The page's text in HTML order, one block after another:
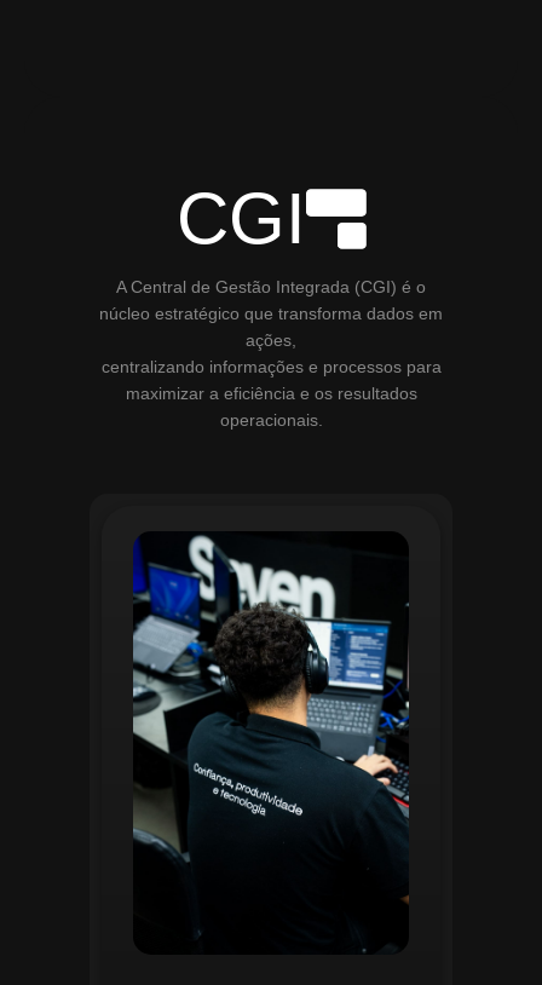
CGI
A Central de Gestão Integrada (CGI) é o
núcleo estratégico que transforma dados em
ações,
centralizando informações e processos para
maximizar a eficiência e os resultados
operacionais.
O planejamento dentro do CGI é
realizado por uma equipe
especializada que utiliza
ferramentas avançadas para
estruturar ordens de serviço, fluxos
de trabalho e parametrizações
operacionais. Essa etapa envolve a
análise detalhada de criticidade por
atividade, permitindo alocar
recursos de forma eficiente e
garantir que todas as ações estejam
alinhadas aos objetivos
estratégicos.